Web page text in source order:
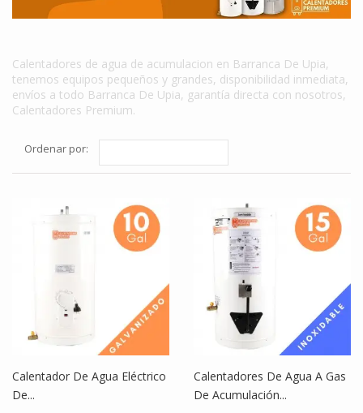
Calentadores de agua de acumulacion en Barranca De Upia,
tenemos equipos pequeños y grandes, disponibilidad inmediata,
envíos a todo Barranca De Upia, garantía directa con nosotros,
Calentadores Premium.
Ordenar por:
Calentador De Agua Eléctrico
De...
Calentadores De Agua A Gas
De Acumulación...